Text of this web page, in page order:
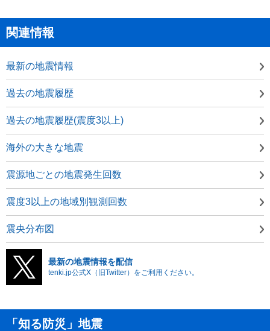
関連情報
最新の地震情報
過去の地震履歴
過去の地震履歴(震度3以上)
海外の大きな地震
震源地ごとの地震発生回数
震度3以上の地域別観測回数
震央分布図
最新の地震情報を配信
tenki.jp公式X（旧Twitter）をご利用ください。
「知る防災」地震